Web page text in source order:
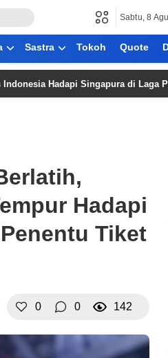
Sabtu, 8
Sastra Tokoh Quote
Hadapi Singapura di Laga
Hadapi
Tiket
0 0 142